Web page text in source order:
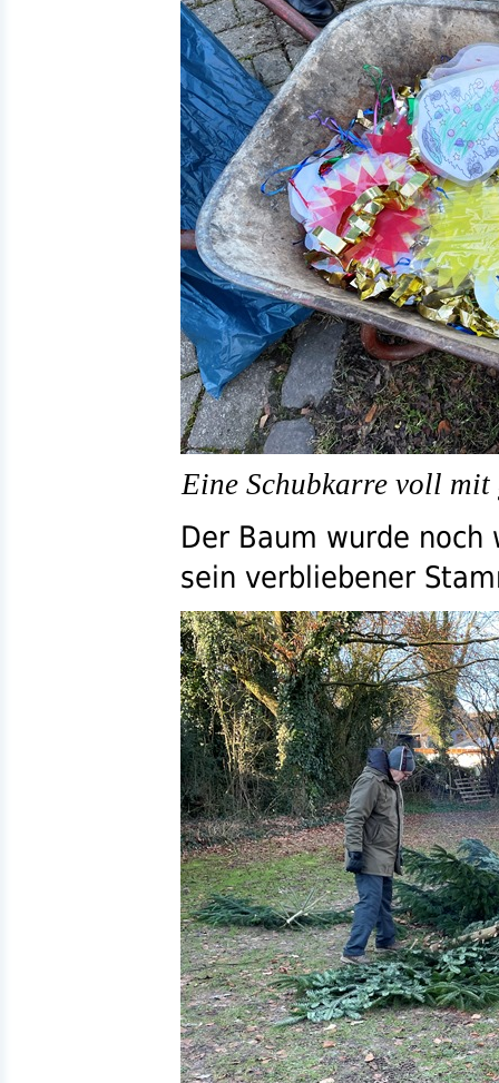
Eine Schubkarre voll mit
Der Baum wurde
sein verbliebener